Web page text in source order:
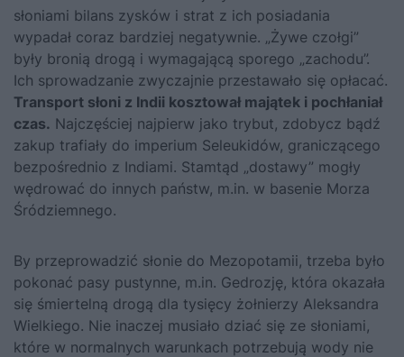
słoniami bilans zysków i strat z ich posiadania
wypadał coraz bardziej negatywnie. „Żywe czołgi”
były bronią drogą i wymagającą sporego „zachodu”.
Ich sprowadzanie zwyczajnie przestawało się opłacać.
Transport słoni z Indii kosztował majątek i pochłaniał
czas. Najczęściej najpierw jako trybut, zdobycz bądź
zakup trafiały do imperium Seleukidów, graniczącego
bezpośrednio z Indiami. Stamtąd „dostawy” mogły
wędrować do innych państw, m.in. w basenie Morza
Śródziemnego.
By przeprowadzić słonie do Mezopotamii, trzeba było
pokonać pasy pustynne, m.in. Gedrozję, która okazała
się śmiertelną drogą dla tysięcy żołnierzy Aleksandra
Wielkiego. Nie inaczej musiało dziać się ze słoniami,
które w normalnych warunkach potrzebują wody nie